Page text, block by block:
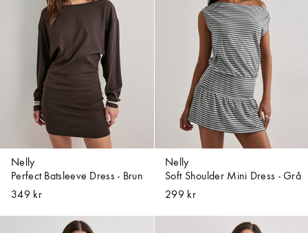
Nelly
Perfect Batsleeve Dress - Brun
349 kr
Nelly
Soft Shoulder Mini Dress - Grå
299 kr